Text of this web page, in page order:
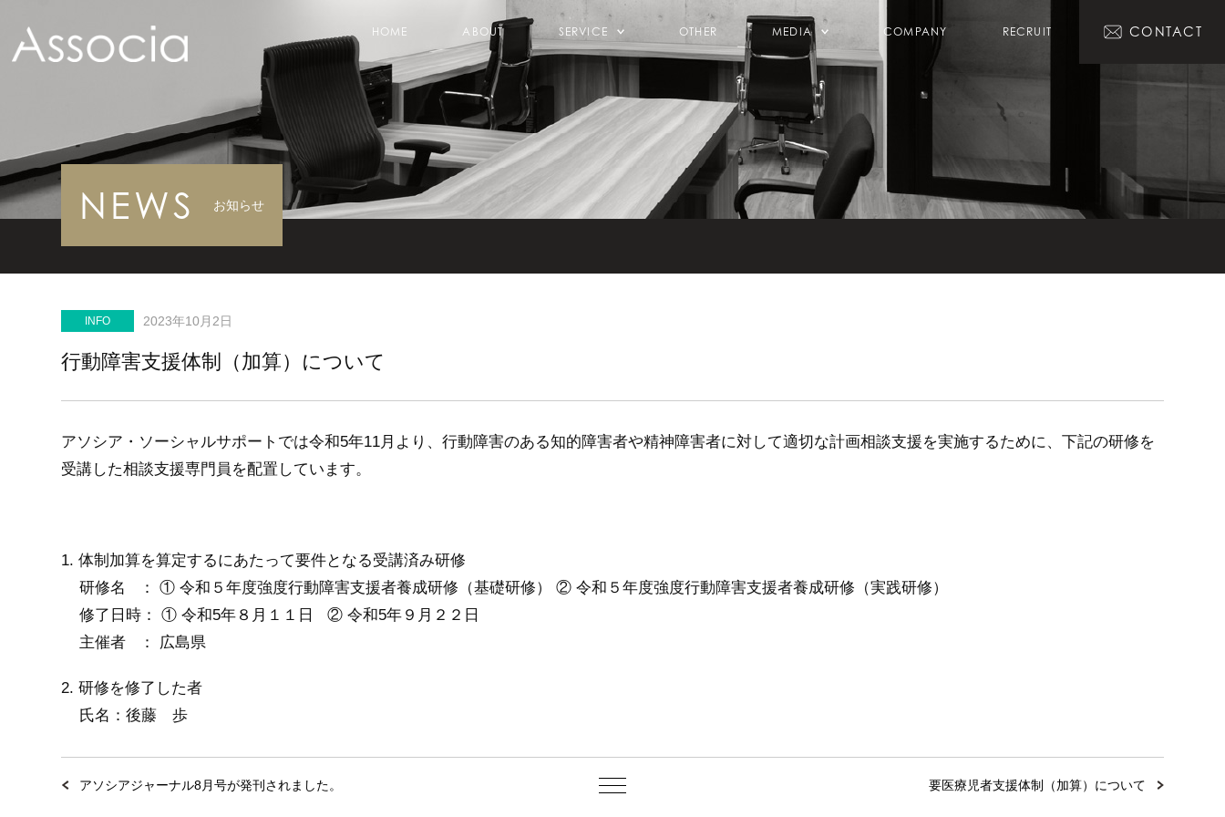
HOME ABOUT SERVICE OTHER MEDIA COMPANY RECRUIT CONTACT
NEWS お知らせ
INFO 2023年10月2日
行動障害支援体制（加算）について
アソシア・ソーシャルサポートでは令和5年11月より、行動障害のある知的障害者や精神障害者に対して適切な計画相談支援を実施するために、下記の研修を
受講した相談支援専門員を配置しています。
1. 体制加算を算定するにあたって要件となる受講済み研修
研修名 ： ① 令和５年度強度行動障害支援者養成研修（基礎研修） ② 令和５年度強度行動障害支援者養成研修（実践研修）
修了日時： ① 令和5年８月１１日 ② 令和5年９月２２日
主催者 ： 広島県
2. 研修を修了した者
氏名：後藤 歩
アソシアジャーナル8月号が発刊されました。 要医療児者支援体制（加算）について